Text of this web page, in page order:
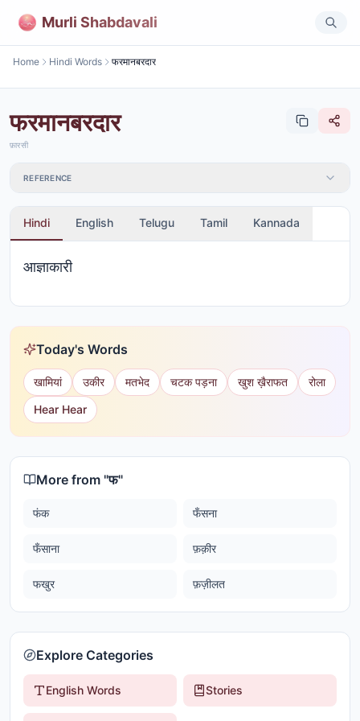
Murli Shabdavali
Home Hindi Words फरमानबरदार
फरमानबरदार
फ़ारसी
REFERENCE
Hindi English Telugu Tamil Kannada
आज्ञाकारी
Today's Words
खामियां उकीर मतभेद चटक पड़ना खुश ख़ैराफत
रोला
Hear Hear
More from "फ"
फंक फँसना
फँसाना फ़क़ीर
फखुर फ़ज़ीलत
Explore Categories
English Words Stories